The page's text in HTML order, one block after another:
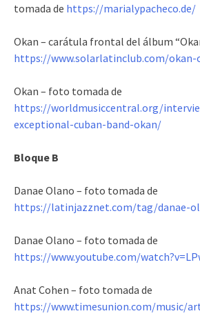
tomada de https://marialypacheco.de/
Okan – carátula frontal del álbum
https://www.solarlatinclub.com/
Okan – foto tomada de
https://worldmusiccentral.org/
exceptional-cuban-band-okan/
Bloque B
Danae Olano – foto tomada de
https://latinjazznet.com/tag/danae-
Danae Olano – foto tomada de
https://www.youtube.com/
Anat Cohen – foto tomada de
https://www.timesunion.com/music/